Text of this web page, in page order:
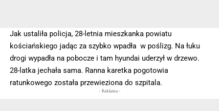
Jak ustaliła policja, 28-letnia mieszkanka powiatu
kościańskiego jadąc za szybko wpadła w poślizg. Na łuku
drogi wypadła na pobocze i tam hyundai uderzył w drzewo.
28-latka jechała sama. Ranna karetka pogotowia
ratunkowego została przewieziona do szpitala.
- Reklama -